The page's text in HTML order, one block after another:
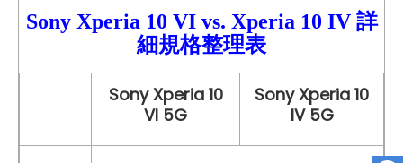
Sony Xperia 10 VIvs. Xperia 10 IV 詳
細規格整理表
Sony Xperia 10
VI 5G
Sony Xperia 10
IV 5G